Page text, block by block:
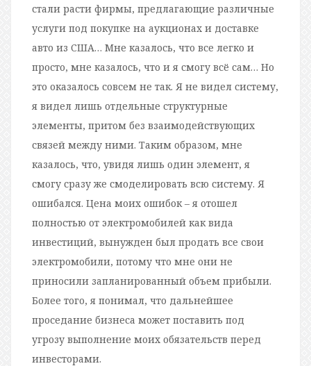
стали расти фирмы, предлагающие различные
услуги под покупке на аукционах и доставке
авто из США… Мне казалось, что все легко и
просто, мне казалось, что и я смогу всё сам… Но
это оказалось совсем не так. Я не видел систему,
я видел лишь отдельные структурные
элементы, притом без взаимодействующих
связей между ними. Таким образом, мне
казалось, что, увидя лишь один элемент, я
смогу сразу же смоделировать всю систему. Я
ошибался. Цена моих ошибок – я отошел
полностью от электромобилей как вида
инвестиций, вынужден был продать все свои
электромобили, потому что мне они не
приносили запланированный объем прибыли.
Более того, я понимал, что дальнейшее
проседание бизнеса может поставить под
угрозу выполнение моих обязательств перед
инвесторами.